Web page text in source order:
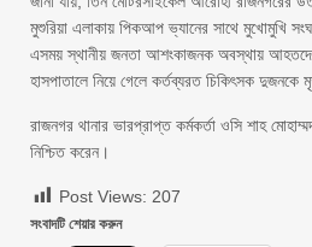
মুশুরিয়া এলাকায় পিকআপ ভ্যানের সাথে মুখোমুখি
এসময় স্থানীয় জনতা আশংকাজনক অবস্থায়
হাসপাতালে নিয়ে গেলে কর্তব্যরত চিকিৎসক দুজনকে
রাজনগর থানার ভারপ্রাপ্ত কর্মকর্তা ওসি শাহ
নিশ্চিত করেন।
Post Views: 207
সংবাদটি শেয়ার করুন